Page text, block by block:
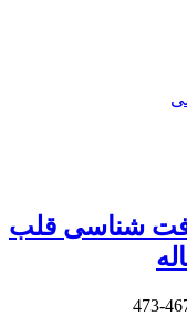
شناسی قلب
467-